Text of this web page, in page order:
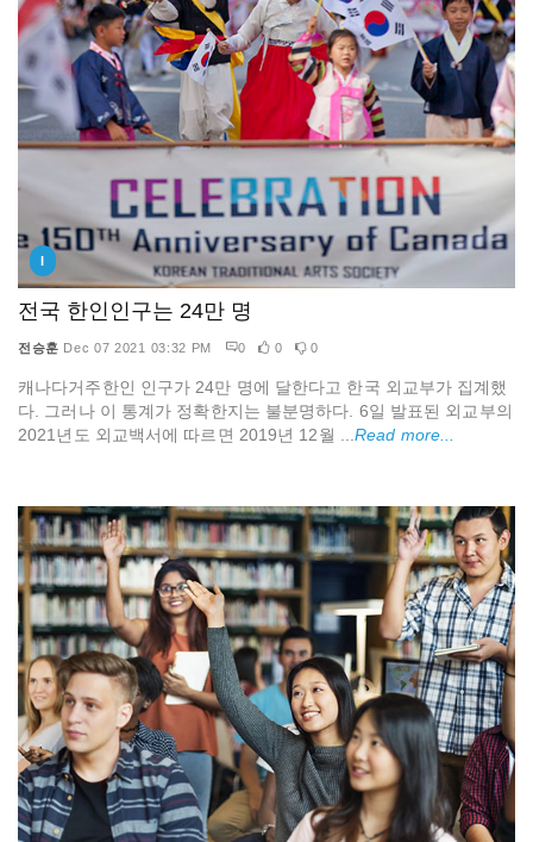
I
전국 한인인구는 24만 명
전승훈 Dec 07 2021 03:32 PM 0 0 0
캐나다거주한인 인구가 24만 명에 달한다고 한국 외교부가 집계했
다. 그러나 이 통계가 정확한지는 불분명하다. 6일 발표된 외교부의
2021년도 외교백서에 따르면 2019년 12월 ...Read more...